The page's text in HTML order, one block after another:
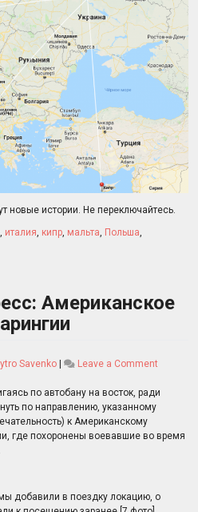
новые истории. Не переключайтесь.
, италия, кипр, мальта, Польша,
Американское
Savenko Leave a Comment
в
по автобану на восток, ради
по направлению, указанному
к Американскому
где похоронены воевавшие во время
добавили в поездку локацию, о